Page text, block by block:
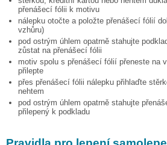
přenášecí fólii k motivu
nálepku otočte a položte přenášecí fólií
vzhůru)
pod ostrým úhlem opatrně stahujte
zůstat na přenášecí fólii
motiv spolu s přenášecí fólií přeneste na
přilepte
přes přenášecí fólii nálepku přihlaďte
nehtem
pod ostrým úhlem opatrně stahujte
přilepený k podkladu